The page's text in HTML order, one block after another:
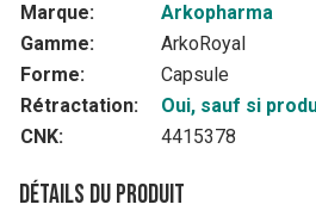
Marque:
Arkopharma
Gamme:
ArkoRoyal
Forme:
Capsule
Rétractation:
Oui, sauf si
CNK:
4415378
Détails du produit